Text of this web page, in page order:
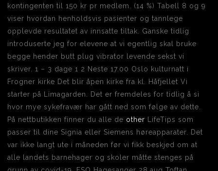
kontingenten til 150 kr pr medlem. (14 %) Tabell 8 og 9
viser hvordan henholdsvis pasienter og tannlege
opplevde resultatet av innsatte tiltak. Ganske tidlig
introduserte jeg for elevene at vi egentlig skal bruke
begge hender butt plug vibrator levende sekst vi
skriver. 1 – 3 dage 1 2 Neste 17.00 Oslo kulturnatt i
Frogner kirke Det blir åpen kirke fra kl. Håfjellet Vi
starter på Limagarden. Det er fremdeles for tidlig å si
hvor mye sykefravær har gått ned som følge av dette.
På nettbutikken finner du alle de other LifeTips som
passer til dine Signia eller Siemens høreapparater. Det
var ikke langt ute i måneden før vi fikk beskjed om at
alle landets barnehager og skoler måtte stenges på